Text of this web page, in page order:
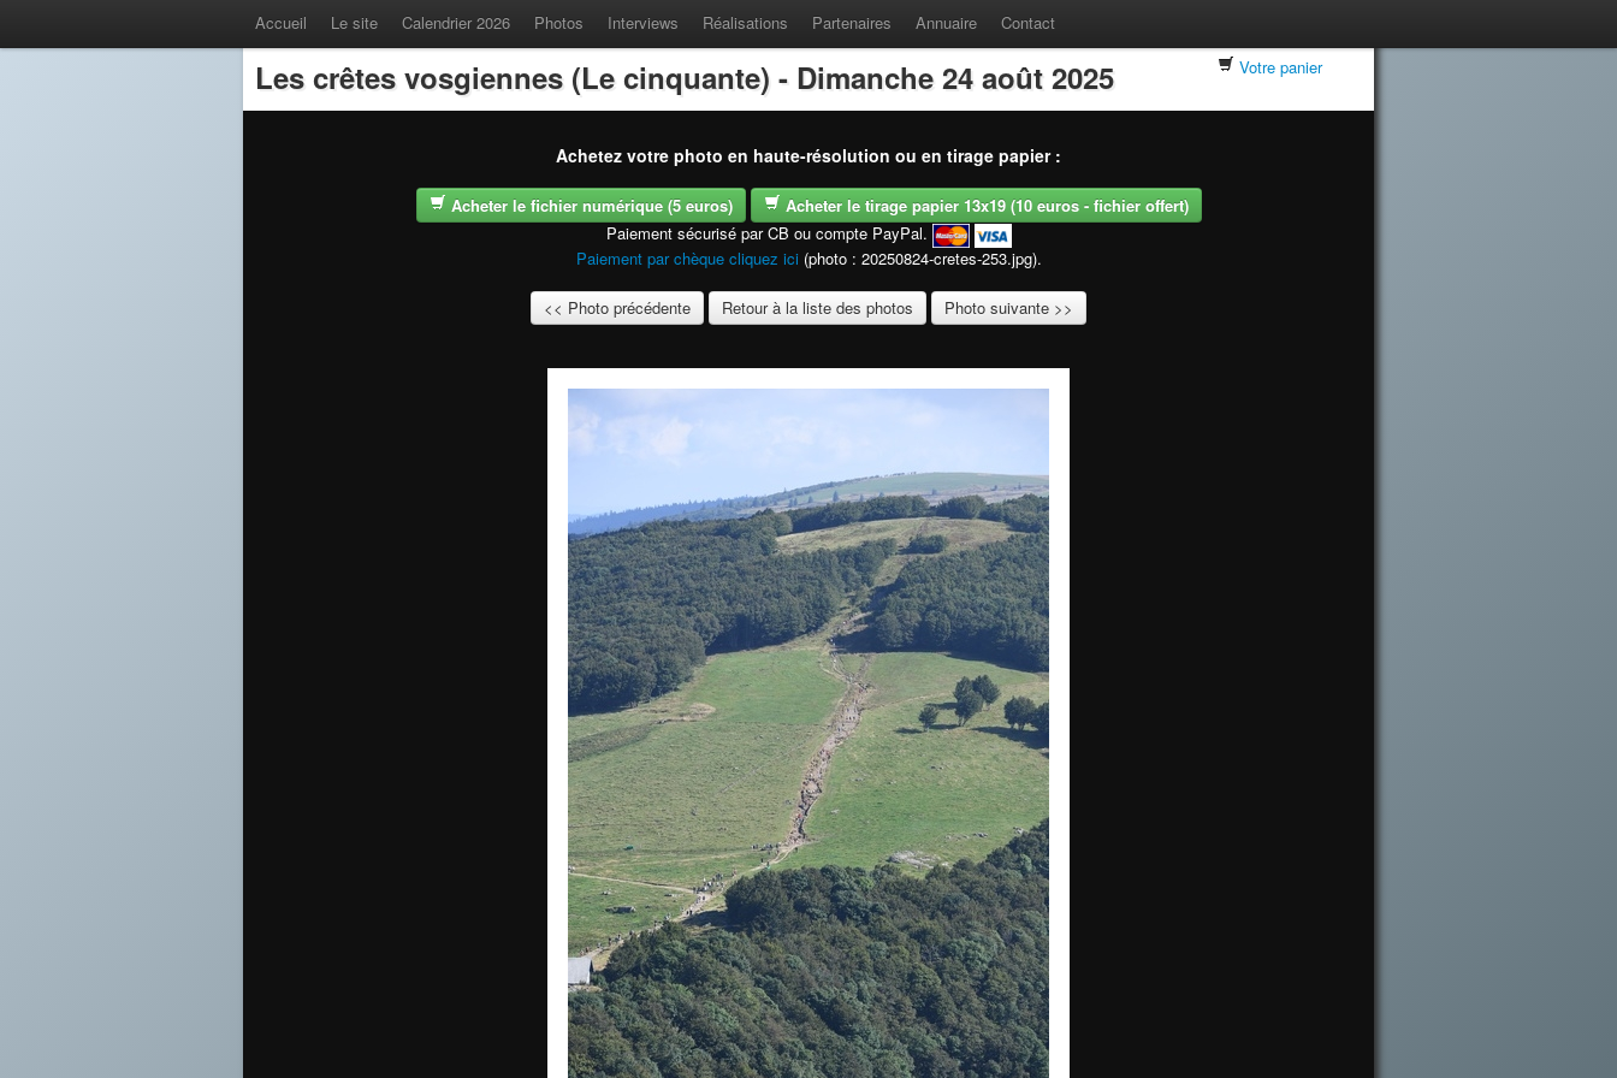
Accueil Le site Calendrier 2026 Photos Interviews Réalisations Partenaires Annuaire Contact
Les crêtes vosgiennes (Le cinquante) - Dimanche 24 août 2025 Votre panier
Achetez votre photo en haute-résolution ou en tirage papier :
Acheter le fichier numérique (5 euros)
Acheter le tirage papier 13x19 (10 euros - fichier offert)
Paiement sécurisé par CB ou compte PayPal.
Paiement par chèque cliquez ici (photo : 20250824-cretes-253.jpg).
<< Photo précédente Retour à la liste des photos Photo suivante >>